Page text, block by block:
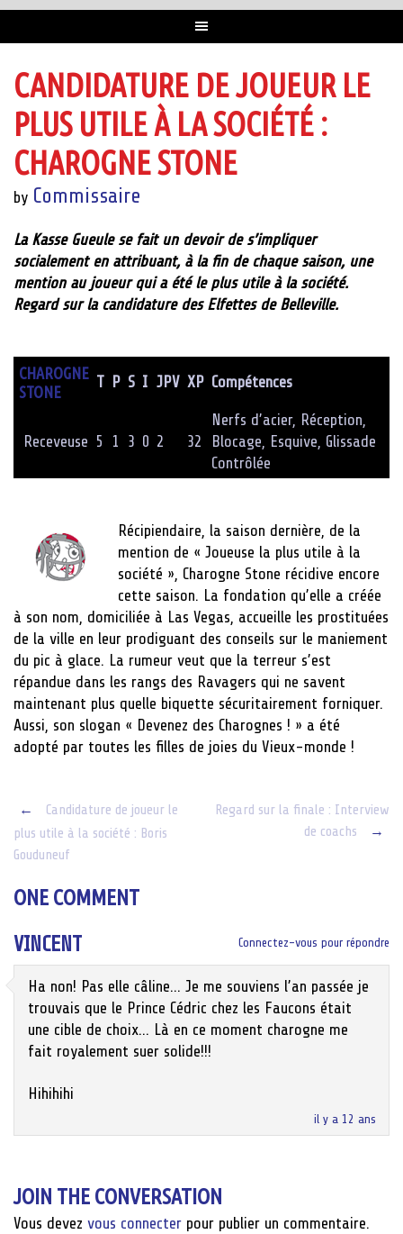
CANDIDATURE DE JOUEUR LE
PLUS UTILE À LA SOCIÉTÉ :
CHAROGNE STONE
by Commissaire
La Kasse Gueule se fait un devoir de s’impliquer
socialement en attribuant, à la fin de chaque saison, une
mention au joueur qui a été le plus utile à la société.
Regard sur la candidature des Elfettes de Belleville.
CHAROGNE
STONE
T P S I JPV XP Compétences
Receveuse 5 1 3 0 2 32
Nerfs d’acier, Réception,
Blocage, Esquive, Glissade
Contrôlée
Récipiendaire, la saison dernière, de la
mention de « Joueuse la plus utile à la
société », Charogne Stone récidive encore
cette saison. La fondation qu’elle a créée
à son nom, domiciliée à Las Vegas, accueille les prostituées
de la ville en leur prodiguant des conseils sur le maniement
du pic à glace. La rumeur veut que la terreur s’est
répandue dans les rangs des Ravagers qui ne savent
maintenant plus quelle biquette sécuritairement forniquer.
Aussi, son slogan « Devenez des Charognes ! » a été
adopté par toutes les filles de joies du Vieux-monde !
Post
navigation
←
Candidature de joueur le
plus utile à la société : Boris
Gouduneuf
Regard sur la finale : Interview
de coachs
→
ONE COMMENT
VINCENT
il y a 12 ans
Ha non! Pas elle câline… Je me souviens l’an passée je
trouvais que le Prince Cédric chez les Faucons était
une cible de choix… Là en ce moment charogne me
fait royalement suer solide!!!
Hihihihi
Connectez-vous pour répondre
JOIN THE CONVERSATION
Vous devez vous connecter pour publier un commentaire.